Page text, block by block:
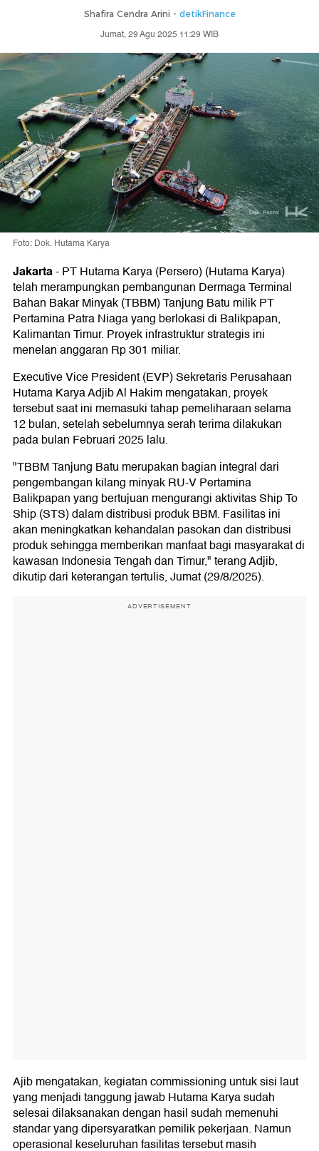
Shafira Cendra Arini - detikFinance
Jumat, 29 Agu 2025 11:29 WIB
Foto: Dok. Hutama Karya
Jakarta-PT Hutama Karya (Persero) (Hutama Karya)
telah merampungkan pembangunan Dermaga Terminal
Bahan Bakar Minyak (TBBM) Tanjung Batu milik PT
Pertamina Patra Niaga yang berlokasi di Balikpapan,
Kalimantan Timur. Proyek infrastruktur strategis ini
menelan anggaran Rp 301 miliar.
Executive Vice President (EVP) Sekretaris Perusahaan
Hutama Karya Adjib Al Hakim mengatakan, proyek
tersebut saat ini memasuki tahap pemeliharaan selama
12 bulan, setelah sebelumnya serah terima dilakukan
pada bulan Februari 2025 lalu.
"TBBM Tanjung Batu merupakan bagian integral dari
pengembangan kilang minyak RU-V Pertamina
Balikpapan yang bertujuan mengurangi aktivitas Ship To
Ship (STS) dalam distribusi produk BBM. Fasilitas ini
akan meningkatkan kehandalan pasokan dan distribusi
produk sehingga memberikan manfaat bagi masyarakat di
kawasan Indonesia Tengah dan Timur," terang Adjib,
dikutip dari keterangan tertulis, Jumat (29/8/2025).
ADVERTISEMENT
Ajib mengatakan, kegiatan commissioning untuk sisi laut
yang menjadi tanggung jawab Hutama Karya sudah
selesai dilaksanakan dengan hasil sudah memenuhi
standar yang dipersyaratkan pemilik pekerjaan. Namun
operasional keseluruhan fasilitas tersebut masih